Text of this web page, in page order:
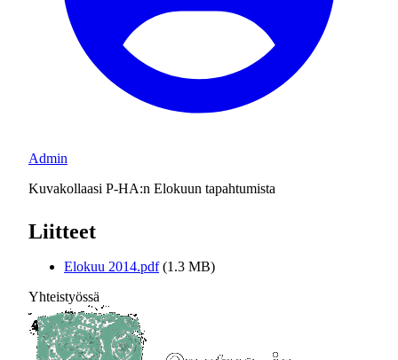
Admin
Kuvakollaasi P-HA:n Elokuun tapahtumista
Liitteet
Elokuu 2014.pdf (1.3 MB)
Yhteistyössä